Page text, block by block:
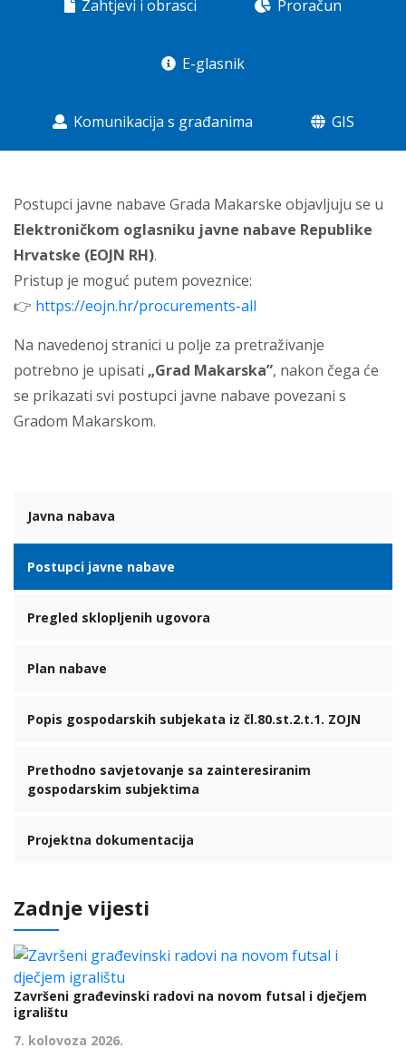
Zahtjevi i obrasci Proračun
E-glasnik
Komunikacija s građanima GIS
Postupci javne nabave Grada Makarske objavljuju se u
Elektroničkom oglasniku javne nabave Republike
Hrvatske (EOJN RH).
Pristup je moguć putem poveznice:
👉 https://eojn.hr/procurements-all
Na navedenoj stranici u polje za pretraživanje
potrebno je upisati „Grad Makarska”, nakon čega će
se prikazati svi postupci javne nabave povezani s
Gradom Makarskom.
Javna nabava
Postupci javne nabave
Pregled sklopljenih ugovora
Plan nabave
Popis gospodarskih subjekata iz čl.80.st.2.t.1. ZOJN
Prethodno savjetovanje sa zainteresiranim
gospodarskim subjektima
Projektna dokumentacija
Zadnje vijesti
Završeni građevinski radovi na novom futsal i dječjem
igralištu
7. kolovoza 2026.